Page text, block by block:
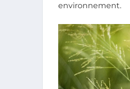
environnement.